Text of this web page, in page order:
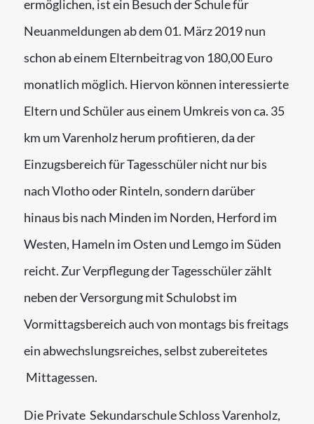
ermöglichen, ist ein Besuch der Schule für
Neuanmeldungen ab dem 01. März 2019 nun
schon ab einem Elternbeitrag von 180,00 Euro
monatlich möglich. Hiervon können interessierte
Eltern und Schüler aus einem Umkreis von ca. 35
km um Varenholz herum profitieren, da der
Einzugsbereich für Tagesschüler nicht nur bis
nach Vlotho oder Rinteln, sondern darüber
hinaus bis nach Minden im Norden, Herford im
Westen, Hameln im Osten und Lemgo im Süden
reicht. Zur Verpflegung der Tagesschüler zählt
neben der Versorgung mit Schulobst im
Vormittagsbereich auch von montags bis freitags
ein abwechslungsreiches, selbst zubereitetes
Mittagessen.
Die Private Sekundarschule Schloss Varenholz,